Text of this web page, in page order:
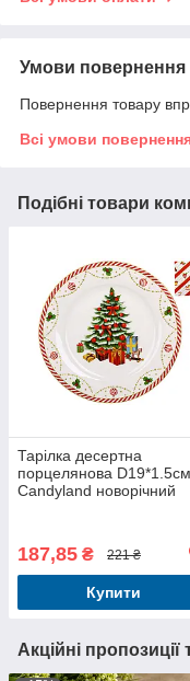
Умови повернення
Повернення товару
Всі умови
Подібні товари
Тарілка десертна
порцелянова D19*1.5см
Candyland новорічний
187,85 ₴ 221 ₴
Купити
Акційні пропозиції